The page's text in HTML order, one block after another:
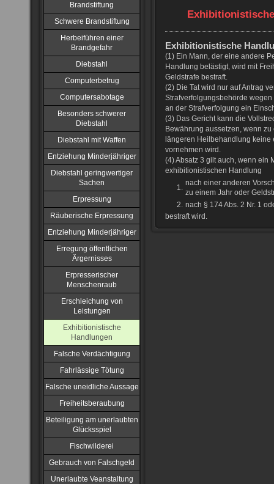
Brandstiftung
Schwere Brandstiftung
Herbeiführen einer
Brandgefahr
Diebstahl
Computerbetrug
Computersabotage
Besonders schwerer
Diebstahl
Diebstahl mit Waffen
Entziehung Minderjähriger
Diebstahl geringwertiger
Sachen
Erpressung
Räuberische Erpressung
Entziehung Minderjähriger
Erregung öffentlichen
Ärgernisses
Erpresserischer
Menschenraub
Erschleichung von
Leistungen
Exhibitionistische
Handlungen
Falsche Verdächtigung
Fahrlässige Tötung
Falsche uneidliche Aussage
Freiheitsberaubung
Beteiligung am unerlaubten
Glücksspiel
Fischwilderei
Gebrauch von Falschgeld
Unerlaubte Veanstaltung
Exhibitionistische
(1) Ein Mann, der eine andere
Handlung belästigt, wird mit
Geldstrafe bestraft.
(2) Die Tat wird nur auf Antrag
Strafverfolgungsbehörde
an der Strafverfolgung ein
(3) Das Gericht kann die
Bewährung aussetzen, wenn
längeren Heilbehandlung
vornehmen wird.
(4) Absatz 3 gilt auch, wenn ein
exhibitionistischen Handlung
1.
nach einer anderen
zu einem Jahr oder
2. nach § 174 Abs. 2 Nr. 1
bestraft wird.